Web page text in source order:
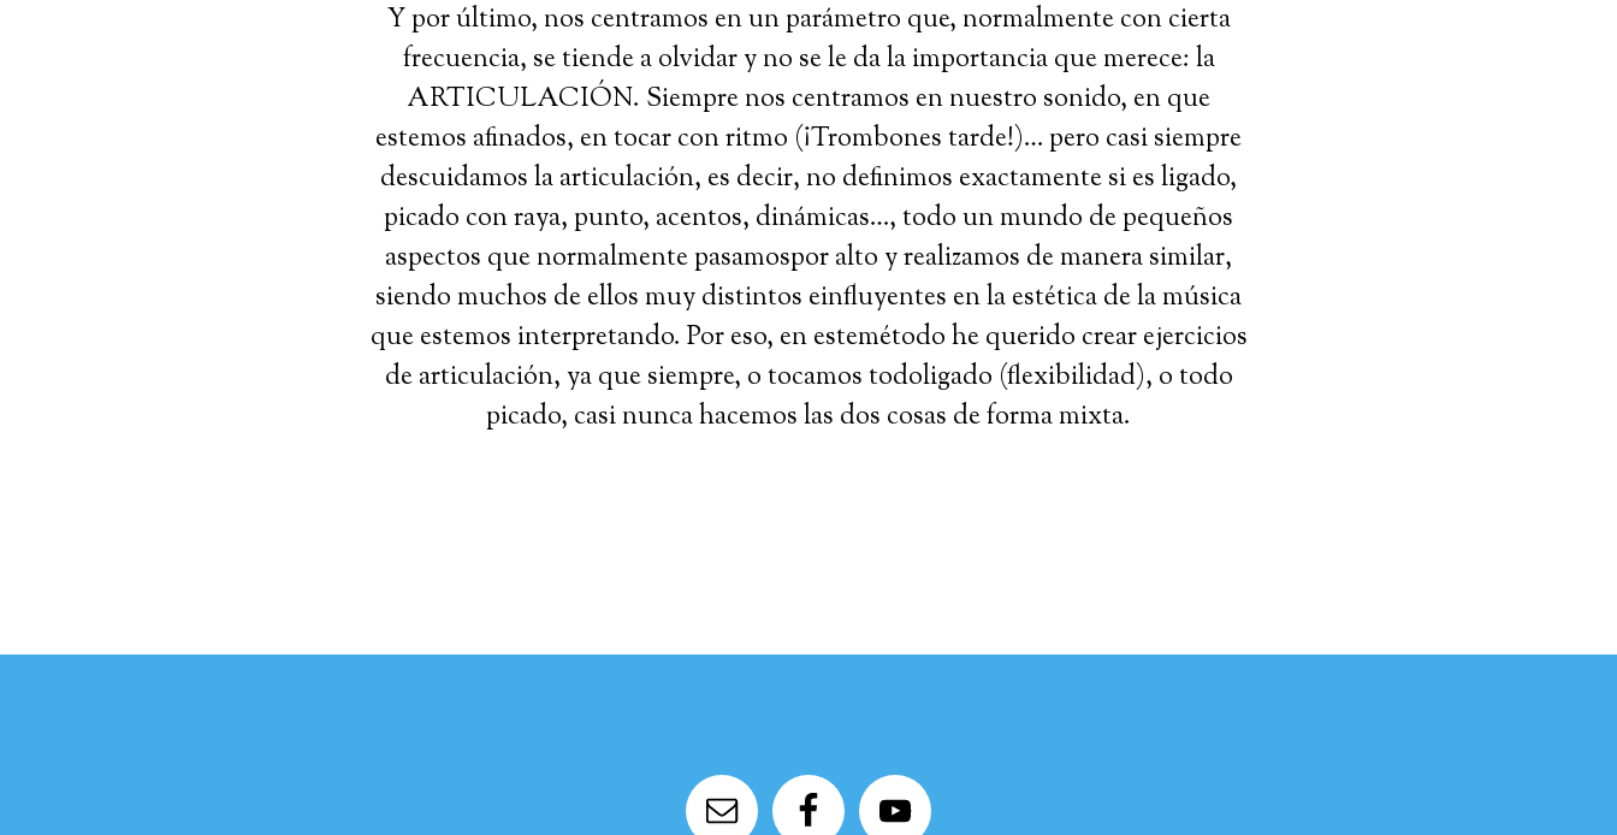
Y por último, nos centramos en un parámetro que, normalmente con cierta
frecuencia, se tiende a olvidar y no se le da la importancia que merece: la
ARTICULACIÓN. Siempre nos centramos en nuestro sonido, en que
estemos afinados, en tocar con ritmo (¡Trombones tarde!)… pero casi siempre
descuidamos la articulación, es decir, no definimos exactamente si es ligado,
picado con raya, punto, acentos, dinámicas…, todo un mundo de pequeños
aspectos que normalmente pasamospor alto y realizamos de manera similar,
siendo muchos de ellos muy distintos einfluyentes en la estética de la música
que estemos interpretando. Por eso, en estemétodo he querido crear ejercicios
de articulación, ya que siempre, o tocamos todoligado (flexibilidad), o todo
picado, casi nunca hacemos las dos cosas de forma mixta.